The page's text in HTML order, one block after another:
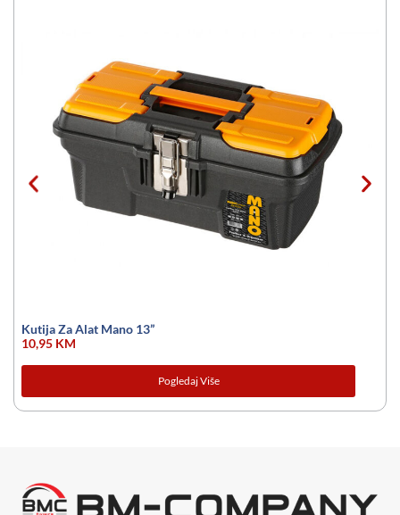
Kutija Za Alat Mano 13”
10,95 KM
Pogledaj Više